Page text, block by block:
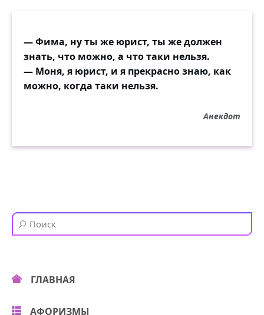
— Фима, ну ты же юрист, ты же должен
знать, что можно, а что таки нельзя.
— Моня, я юрист, и я прекрасно знаю, как
можно, когда таки нельзя.
Анекдот
ГЛАВНАЯ
АФОРИЗМЫ